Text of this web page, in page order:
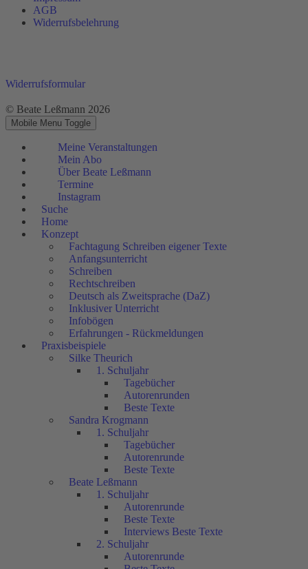
AGB
Widerrufsbelehrung
Widerrufsformular
© Beate Leßmann 2026
Mobile Menu Toggle
Meine Veranstaltungen
Mein Abo
Über Beate Leßmann
Termine
Instagram
Suche
Home
Konzept
Fachtagung Schreiben eigener Texte
Anfangsunterricht
Schreiben
Rechtschreiben
Deutsch als Zweitsprache (DaZ)
Inklusiver Unterricht
Infobögen
Erfahrungen - Rückmeldungen
Praxisbeispiele
Silke Theurich
1. Schuljahr
Tagebücher
Autorenrunden
Beste Texte
Sandra Krogmann
1. Schuljahr
Tagebücher
Autorenrunde
Beste Texte
Beate Leßmann
1. Schuljahr
Autorenrunde
Beste Texte
Interviews Beste Texte
2. Schuljahr
Autorenrunde